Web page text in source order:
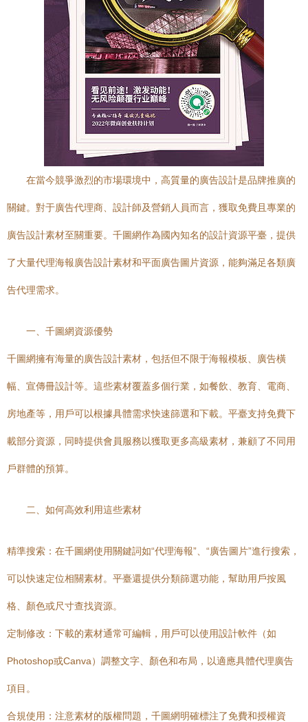
在當今競爭激烈的市場環境中，高質量的廣告設計是品牌推廣的
關鍵。對于廣告代理商、設計師及營銷人員而言，獲取免費且專業的
廣告設計素材至關重要。千圖網作為國內知名的設計資源平臺，提供
了大量代理海報廣告設計素材和平面廣告圖片資源，能夠滿足各類廣
告代理需求。
一、千圖網資源優勢
千圖網擁有海量的廣告設計素材，包括但不限于海報模板、廣告橫
幅、宣傳冊設計等。這些素材覆蓋多個行業，如餐飲、教育、電商、
房地產等，用戶可以根據具體需求快速篩選和下載。平臺支持免費下
載部分資源，同時提供會員服務以獲取更多高級素材，兼顧了不同用
戶群體的預算。
二、如何高效利用這些素材
精準搜索：在千圖網使用關鍵詞如“代理海報”、“廣告圖片”進行搜索，
可以快速定位相關素材。平臺還提供分類篩選功能，幫助用戶按風
格、顏色或尺寸查找資源。
定制修改：下載的素材通常可編輯，用戶可以使用設計軟件（如
Photoshop或Canva）調整文字、顏色和布局，以適應具體代理廣告
項目。
合規使用：注意素材的版權問題，千圖網明確標注了免費和授權資